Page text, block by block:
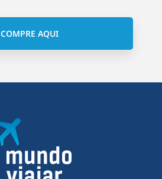
COMPRE AQUI